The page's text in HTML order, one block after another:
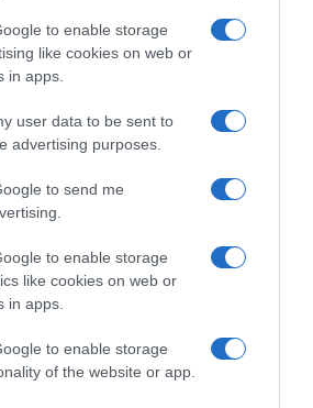
to enable storage
like cookies on web or
in apps.
user data to be sent to
advertising purposes.
to send me
to enable storage
like cookies on web or
in apps.
to enable storage
of the website or app.
tésztasaláta